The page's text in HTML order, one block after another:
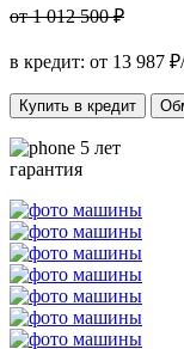
от 1 012 500 ₽
в кредит: от 13 987
Купить в кредит
5 лет
гарантия